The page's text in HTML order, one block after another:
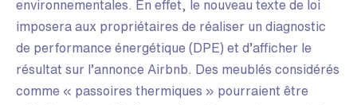
environnementales. En effet, le nouveau texte de loi
imposera aux propriétaires de réaliser un diagnostic
de performance énergétique (DPE) et d’afficher le
résultat sur l’annonce Airbnb. Des meublés considérés
comme « passoires thermiques » pourraient être